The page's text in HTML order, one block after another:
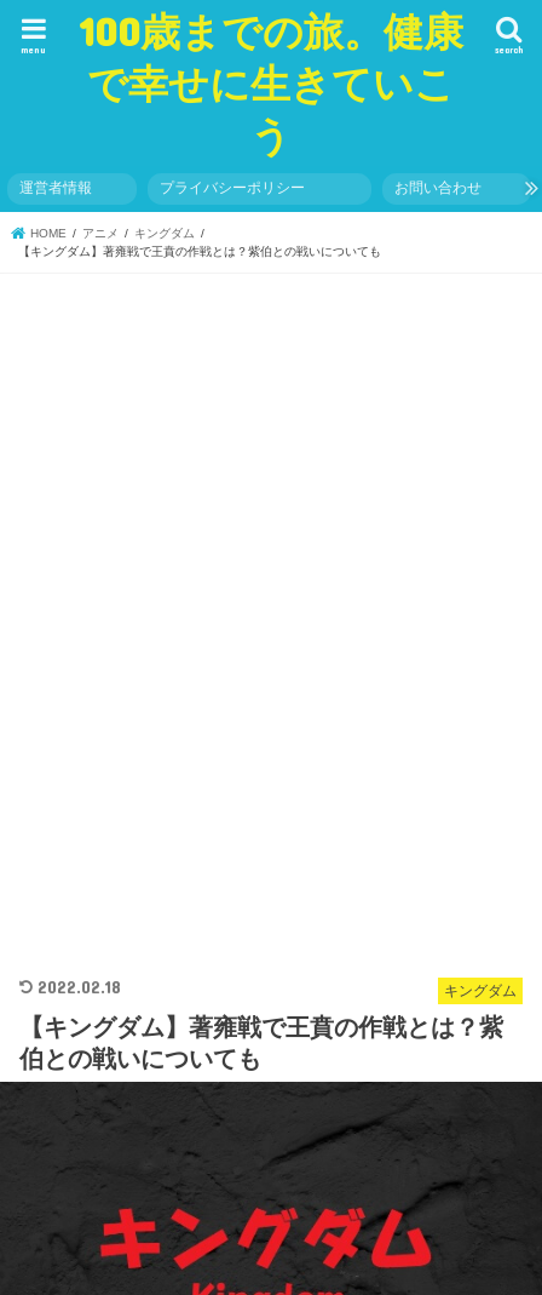
100歳までの旅。健康
で幸せに生きていこ
う
search
menu
運営者情報 プライバシーポリシー お問い合わせ
HOME アニメ
キングダム
【キングダム】著雍戦で王賁の作戦とは？紫伯との戦いについても
キングダム
2022.02.18
【キングダム】著雍戦で王賁の作戦とは？紫
伯との戦いについても